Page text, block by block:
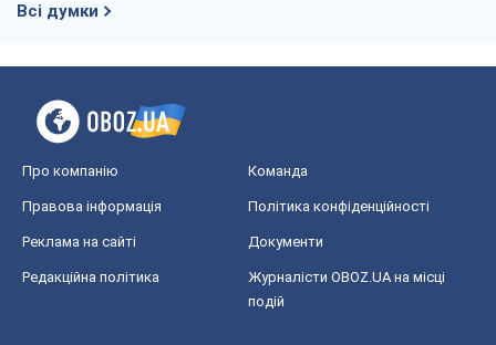
Всі думки
Про компанію Команда
Правова інформація Політика конфіденційності
Реклама на сайті Документи
Редакційна політика
Журналісти OBOZ.UA на місці
подій